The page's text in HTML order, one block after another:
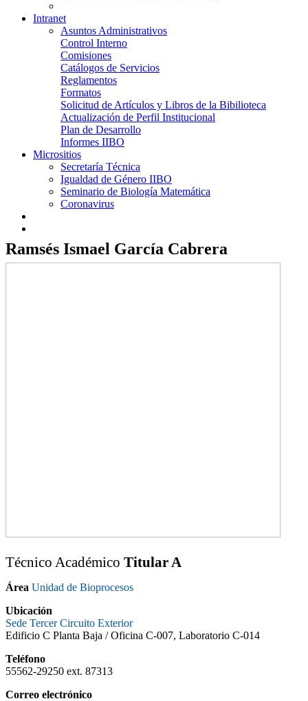
Intranet
Asuntos Administrativos
Control Interno
Comisiones
Catálogos de Servicios
Reglamentos
Formatos
Solicitud de Artículos y Libros de la Bibilioteca
Actualización de Perfil Institucional
Plan de Desarrollo
Informes IIBO
Micrositios
Secretaría Técnica
Igualdad de Género IIBO
Seminario de Biología Matemática
Coronavirus
Ramsés Ismael García Cabrera
Técnico Académico Titular A
Área Unidad de Bioprocesos
Ubicación
Sede Tercer Circuito Exterior
Edificio C Planta Baja / Oficina C-007, Laboratorio C-014
Teléfono
55562-29250 ext. 87313
Correo electrónico